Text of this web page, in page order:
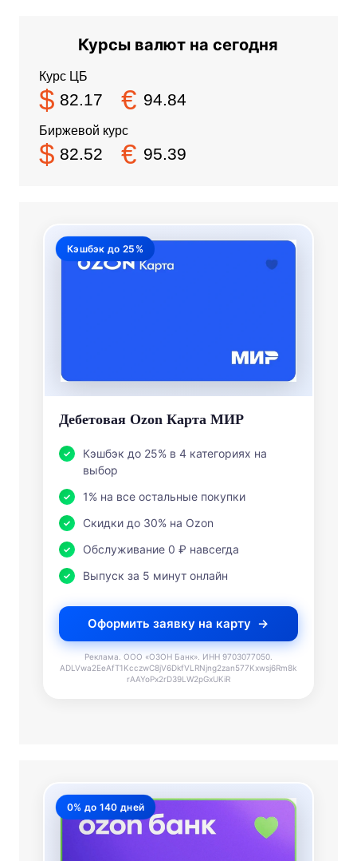
Курсы валют на сегодня
Курс ЦБ
$ 82.17 € 94.84
Биржевой курс
$ 82.52 € 95.39
Кэшбэк до 25%
Дебетовая Ozon Карта МИР
Кэшбэк до 25% в 4 категориях на
выбор
1% на все остальные покупки
Скидки до 30% на Ozon
Обслуживание 0 ₽ навсегда
Выпуск за 5 минут онлайн
Оформить заявку на карту
Реклама. ООО «ОЗОН Банк». ИНН 9703077050.
ADLVwa2EeAfT1KcczwC8jV6DkfVLRNjng2zan577Kxwsj6Rm8k
rAAYoPx2rD39LW2pGxUKiR
0% до 140 дней